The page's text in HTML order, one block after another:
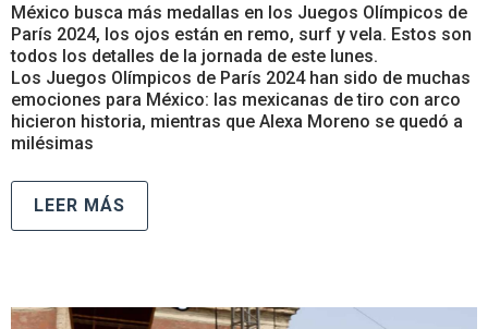
México busca más medallas en los Juegos Olímpicos de
París 2024, los ojos están en remo, surf y vela. Estos son
todos los detalles de la jornada de este lunes.
Los Juegos Olímpicos de París 2024 han sido de muchas
emociones para México: las mexicanas de tiro con arco
hicieron historia, mientras que Alexa Moreno se quedó a
milésimas
LEER MÁS